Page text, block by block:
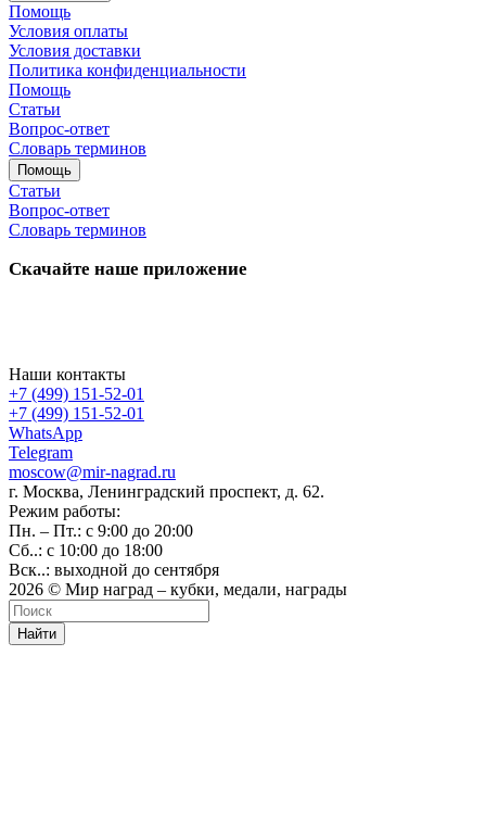
Помощь
Условия оплаты
Условия доставки
Политика конфиденциальности
Помощь
Статьи
Вопрос-ответ
Словарь терминов
Помощь
Статьи
Вопрос-ответ
Словарь терминов
Скачайте наше приложение
Наши контакты
+7 (499) 151-52-01
+7 (499) 151-52-01
WhatsApp
Telegram
moscow@mir-nagrad.ru
г. Москва, Ленинградский проспект, д. 62.
Режим работы:
Пн. – Пт.: с 9:00 до 20:00
Сб..: с 10:00 до 18:00
Вск..: выходной до сентября
2026 © Мир наград – кубки, медали, награды
Найти